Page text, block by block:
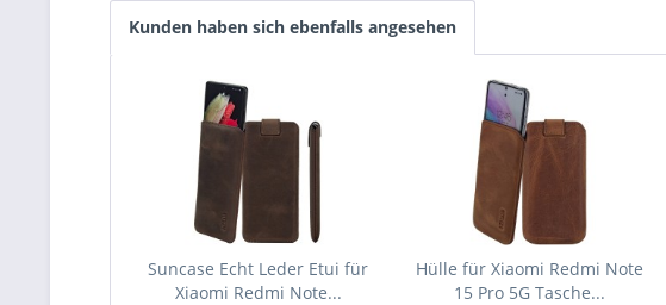
Kunden haben sich ebenfalls angesehen
Suncase Echt Leder Etui für
Xiaomi Redmi Note...
Hülle für Xiaomi Redmi Note
15 Pro 5G Tasche...